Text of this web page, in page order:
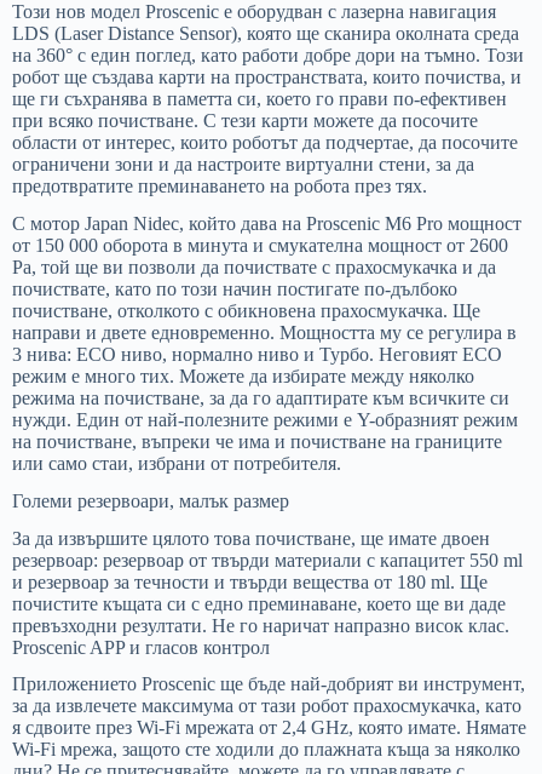
Този нов модел Proscenic е оборудван с лазерна навигация
LDS (Laser Distance Sensor), която ще сканира околната среда
на 360° с един поглед, като работи добре дори на тъмно. Този
робот ще създава карти на пространствата, които почиства, и
ще ги съхранява в паметта си, което го прави по-ефективен
при всяко почистване. С тези карти можете да посочите
области от интерес, които роботът да подчертае, да посочите
ограничени зони и да настроите виртуални стени, за да
предотвратите преминаването на робота през тях.
С мотор Japan Nidec, който дава на Proscenic M6 Pro мощност
от 150 000 оборота в минута и смукателна мощност от 2600
Pa, той ще ви позволи да почиствате с прахосмукачка и да
почиствате, като по този начин постигате по-дълбоко
почистване, отколкото с обикновена прахосмукачка. Ще
направи и двете едновременно. Мощността му се регулира в
3 нива: ECO ниво, нормално ниво и Турбо. Неговият ECO
режим е много тих. Можете да избирате между няколко
режима на почистване, за да го адаптирате към всичките си
нужди. Един от най-полезните режими е Y-образният режим
на почистване, въпреки че има и почистване на границите
или само стаи, избрани от потребителя.
Големи резервоари, малък размер
За да извършите цялото това почистване, ще имате двоен
резервоар: резервоар от твърди материали с капацитет 550 ml
и резервоар за течности и твърди вещества от 180 ml. Ще
почистите къщата си с едно преминаване, което ще ви даде
превъзходни резултати. Не го наричат ​​напразно висок клас.
Proscenic APP и гласов контрол
Приложението Proscenic ще бъде най-добрият ви инструмент,
за да извлечете максимума от тази робот прахосмукачка, като
я сдвоите през Wi-Fi мрежата от 2,4 GHz, която имате. Нямате
Wi-Fi мрежа, защото сте ходили до плажната къща за няколко